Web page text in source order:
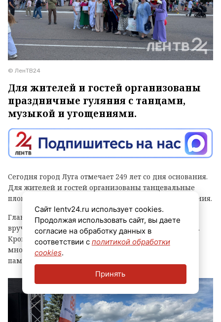
© ЛенТВ24
Для жителей и гостей организованы
праздничные гуляния с танцами,
музыкой и угощениями.
Сегодня город Луга отмечает 249 лет со дня основания.
Для жителей и гостей организованы танцевальные
площадки, выступления духовых оркестров и угощения.
Главным событием праздника стала церемония
вручения знака «Почетный гражданин города Луга».
Кроме того, региональные власти отметили
многодетные семьи муниципалитета, вручив им
памятные награды и благодарственные письма.
Сайт lentv24.ru использует cookies.
Продолжая использовать сайт, вы даете
согласие на обработку данных в
соответствии с политикой обработки
cookies.
Принять